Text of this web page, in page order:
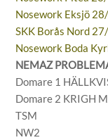
Nosework Eksjö
SKK Borås Nord
Nosework Boda
NEMAZ
Domare 1
Domare 2 KRIGH
TSM
NW2